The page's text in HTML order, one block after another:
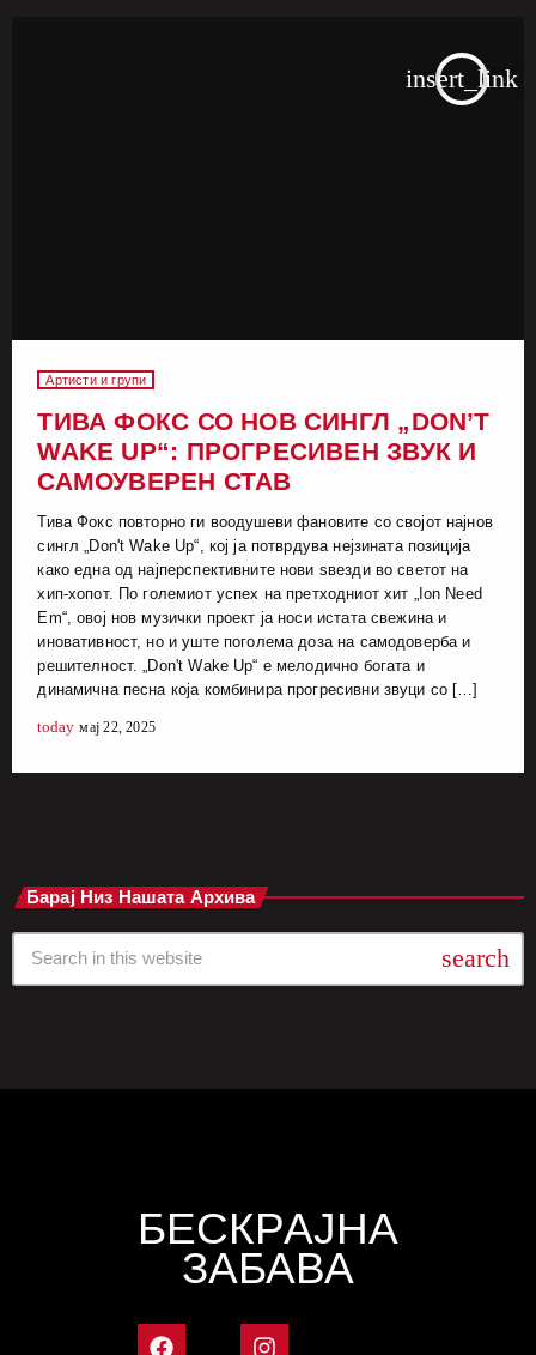
insert_link
Артисти и групи
ТИВА ФОКС СО НОВ СИНГЛ „DON’T
WAKE UP“: ПРОГРЕСИВЕН ЗВУК И
САМОУВЕРЕН СТАВ
Тива Фокс повторно ги воодушеви фановите со својот најнов
сингл „Don't Wake Up“, кој ја потврдува нејзината позиција
како една од најперспективните нови ѕвезди во светот на
хип-хопот. По големиот успех на претходниот хит „Ion Need
Em“, овој нов музички проект ја носи истата свежина и
иновативност, но и уште поголема доза на самодоверба и
решителност. „Don't Wake Up“ е мелодично богата и
динамична песна која комбинира прогресивни звуци со […]
today мај 22, 2025
Барај Низ Нашата Архива
search
БЕСКРАЈНА
ЗАБАВА